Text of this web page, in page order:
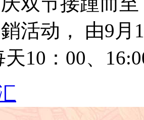
活动， 由9月
10：00、